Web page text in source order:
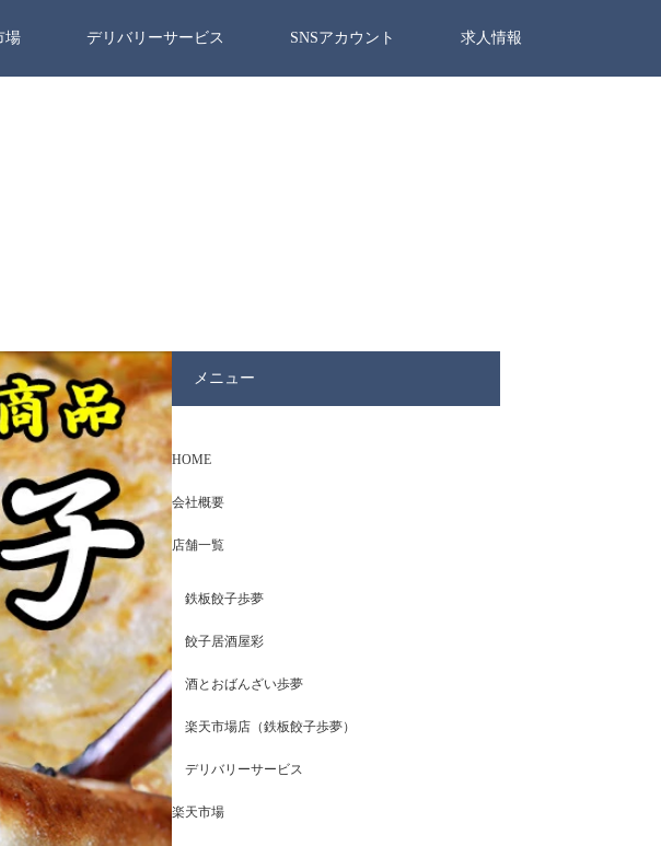
場 デリバリーサービス SNSアカウント 求人情報
メニュー
HOME
会社概要
店舗一覧
鉄板餃子歩夢
餃子居酒屋彩
酒とおばんざい歩夢
楽天市場店（鉄板餃子歩夢）
デリバリーサービス
楽天市場